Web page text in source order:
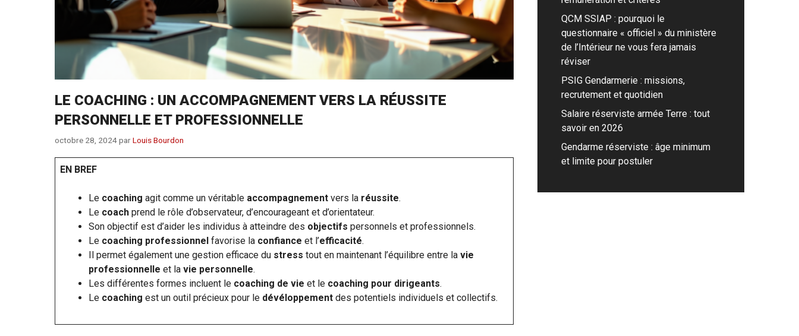
LE COACHING : UN ACCOMPAGNEMENT VERS LA RÉUSSITE
PERSONNELLE ET PROFESSIONNELLE
octobre 28, 2024parLouis Bourdon
EN BREF
Le coaching agit comme un véritable accompagnement vers la réussite.
Le coach prend le rôle d’observateur, d’encourageant et d’orientateur.
Son objectif est d’aider les individus à atteindre des objectifs personnels et professionnels.
Le coaching professionnel favorise la confiance et l’efficacité.
Il permet également une gestion efficace du stress tout en maintenant l’équilibre entre la vie
professionnelle et la vie personnelle.
Les différentes formes incluent le coaching de vie et le coaching pour dirigeants.
Le coaching est un outil précieux pour le dévéloppement des potentiels individuels et collectifs.
QCM SSIAP : pourquoi le
questionnaire « officiel » du ministère
de l’Intérieur ne vous fera jamais
réviser
PSIG Gendarmerie : missions,
recrutement et quotidien
Salaire réserviste armée Terre : tout
savoir en 2026
Gendarme réserviste : âge minimum
et limite pour postuler